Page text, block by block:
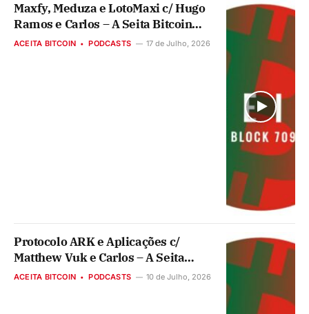
Maxfy, Meduza e LotoMaxi c/ Hugo
Ramos e Carlos – A Seita Bitcoin
#117
ACEITA BITCOIN PODCASTS 17 de Julho, 2026
Protocolo ARK e Aplicações c/
Matthew Vuk e Carlos – A Seita
Bitcoin #116
ACEITA BITCOIN PODCASTS 10 de Julho, 2026